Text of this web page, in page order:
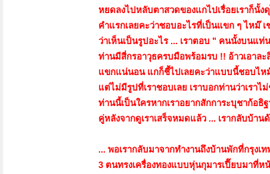
หยดลงไปหลับตาสวดของแกไปเรื่อยเราก็นั้
คำแรกเลยคะว่าชอบอะไรที่เป็นแขก ๆ ไหม๊
ว่าเห็นเป็นรูปอะไร ... เราตอบ " คนนั้งบนแ
ท่านมีสี่กรอาวุธครบมือพร้อมรบ !! อ้าวเอาล
แขกแน่นอน แกก็ชี้ไปเลยคะว่าแบบนี้ชอบไห
แต่ไม่มีรูปที่เราชอบเลย เราบอกท่านว่าเรา
ท่านนี้เป็นใครหากเราอยากสักการะบุชาก้อธิ
คู่หลังจากดูเราเสร็จหมดแล้ว ... เรากลับบ้า
... พอเรากลับมาจากทำงานถึงบ้านพักที่กรุง
3 ตนทรงเครื่องทองแบบหุ่นกุมารเปี๊ยบมาที่